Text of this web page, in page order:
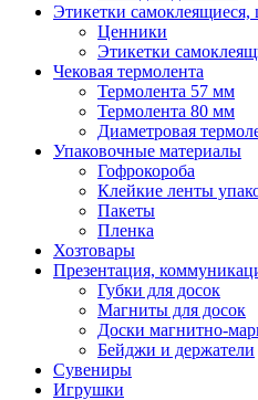
Этикетки самоклеящиеся,
Ценники
Этикетки
Чековая термолента
Термолента 57 мм
Термолента 80 мм
Диаметровая
Упаковочные материалы
Гофрокороба
Клейкие ленты
Пакеты
Пленка
Хозтовары
Презентация,
Губки для досок
Магниты для досок
Доски магнитно-
Бейджи и держатели
Сувениры
Игрушки